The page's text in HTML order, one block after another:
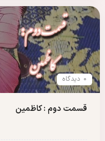
0 دیدگاه
قسمت دوم : کاظمین